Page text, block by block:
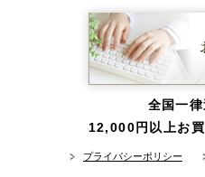
全国一
12,000円以上お
プライバシーポリシー